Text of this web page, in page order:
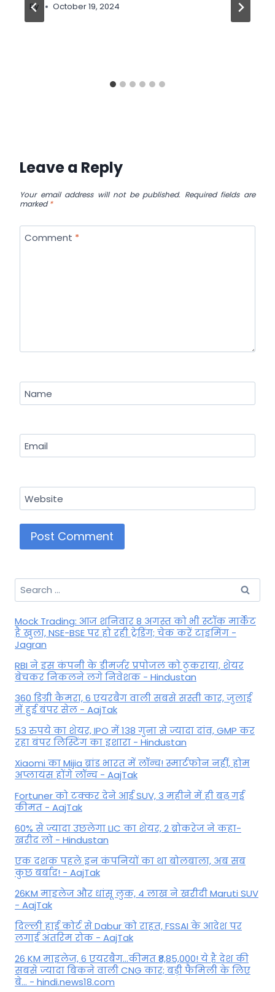
By October 19, 2024
Leave a Reply
Your email address will not be published. Required fields are
marked*
Comment *
Name
Email
Website
Search
for:
Mock Trading: आज शनिवार 8 अगस्त को भी स्टॉक मार्केट
है खुला, NSE-BSE पर हो रही ट्रेडिंग; चेक करें टाइमिंग -
Jagran
RBI ने इस कंपनी के डीमर्जर प्रपोजल को ठुकराया, शेयर
बेचकर निकलने लगे निवेशक - Hindustan
360 डिग्री कैमरा, 6 एयरबैग वाली सबसे सस्ती कार, जुलाई
में हुई बंपर सेल - AajTak
53 रुपये का शेयर, IPO में 138 गुना से ज्यादा दांव, GMP कर
रहा बंपर लिस्टिंग का इशारा - Hindustan
Xiaomi का Mijia ब्रांड भारत में लॉन्च! स्मार्टफोन नहीं, होम
अप्लायंस होंगे लॉन्च - AajTak
Fortuner को टक्कर देने आई SUV, 3 महीने में ही बढ़ गई
कीमत - AajTak
60% से ज्यादा उछलेगा LIC का शेयर, 2 ब्रोकरेज ने कहा-
खरीद लो - Hindustan
एक दशक पहले इन कंपनियों का था बोलबाला, अब सब
कुछ बर्बाद! - AajTak
26KM माइलेज और धांसू लुक, 4 लाख ने खरीदी Maruti SUV
- AajTak
दिल्ली हाई कोर्ट से Dabur को राहत, FSSAI के आदेश पर
लगाई अंतरिम रोक - AajTak
26 KM माइलेज, 6 एयरबैग...कीमत ₹8,85,000! ये है देश की
सबसे ज्यादा बिकने वाली CNG कार; बड़ी फैमिली के लिए
बे... - hindi.news18.com